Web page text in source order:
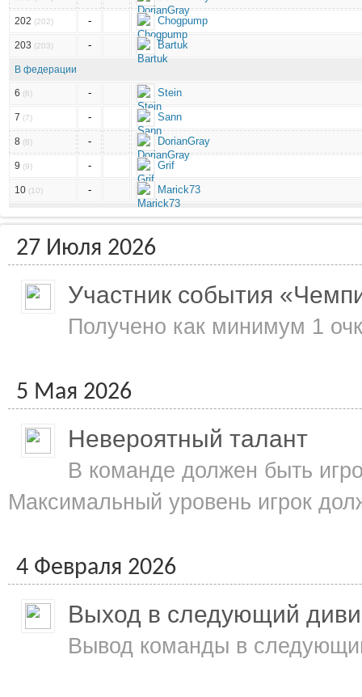
202 (202) - Chogpump
203 (203) - Bartuk
В федерации
6 (6) - Stein
7 (7) - Sann
8 (8) - DorianGray
9 (9) - Grif
10 (10) - Marick73
27 Июля 2026
Участник события
Получено как минимум 1
5 Мая 2026
Невероятный талант
В команде должен быть
Максимальный уровень игрок
4 Февраля 2026
Выход в следующий
Вывод команды в